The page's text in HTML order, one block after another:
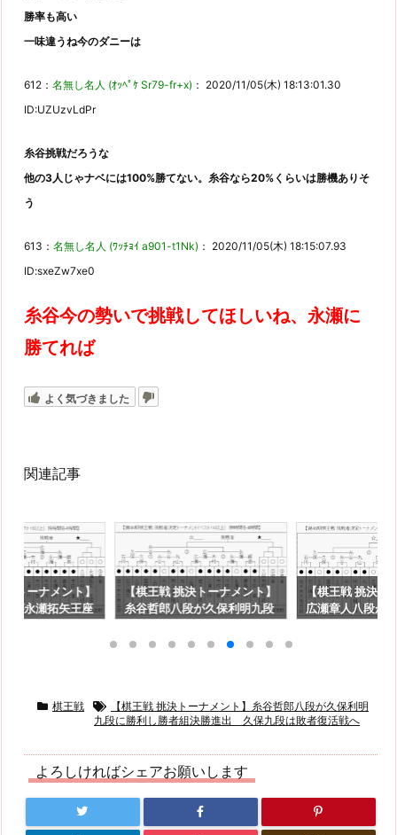
勝率も高い
一味違うね今のダニーは
612： 名無し名人 (ｵｯﾍﾟｹ Sr79-fr+x) ： 2020/11/05(木) 18:13:01.30
ID:UZUzvLdPr
糸谷挑戦だろうな
他の3人じゃナベには100%勝てない。糸谷なら20%くらいは勝機ありそ
う
613： 名無し名人 (ﾜｯﾁｮｲ a901-t1Nk) ： 2020/11/05(木) 18:15:07.93
ID:sxeZw7xe0
糸谷今の勢いで挑戦してほしいね、永瀬に
勝てれば
よく気づきました
関連記事
トーナメント】
が永瀬拓矢王座
【棋王戦 挑決トーナメント】
糸谷哲郎八段が久保利明九段
保九段は敗者復活戦へ
【棋王戦 挑決ト
広瀬章人八段が
棋王戦
【棋王戦 挑決トーナメント】糸谷哲郎八段が久保利明
九段に勝利し勝者組決勝進出 久保九段は敗者復活戦へ
よろしければシェアお願いします